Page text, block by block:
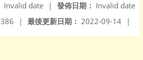
發佈日期： Invalid date
Invalid date
|
最後更新日期： 2022-09-14 |
386 |